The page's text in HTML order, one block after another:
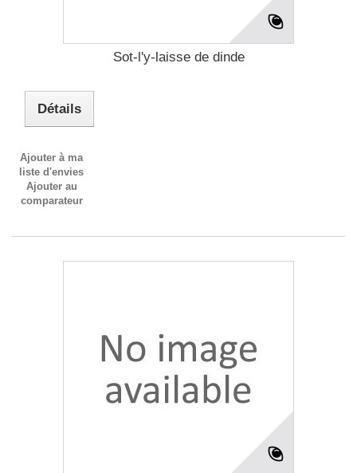
Sot-l'y-laisse de dinde
Détails
Ajouter à ma
liste d'envies
Ajouter au
comparateur